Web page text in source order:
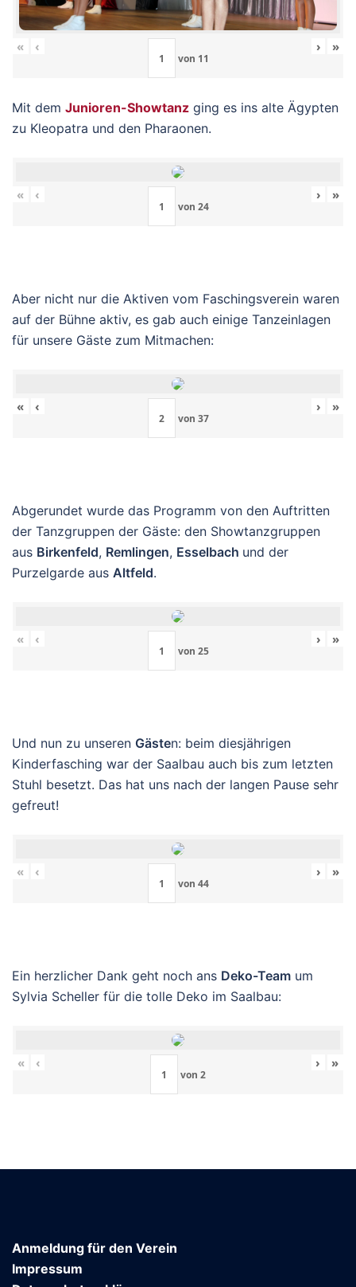
« ‹
von 11
› »
Mit dem Junioren-Showtanz ging es ins alte Ägypten
zu Kleopatra und den Pharaonen.
« ‹
von 24
› »
Aber nicht nur die Aktiven vom Faschingsverein waren
auf der Bühne aktiv, es gab auch einige Tanzeinlagen
für unsere Gäste zum Mitmachen:
« ‹
von 37
› »
Abgerundet wurde das Programm von den Auftritten
der Tanzgruppen der Gäste: den Showtanzgruppen
aus Birkenfeld, Remlingen, Esselbach und der
Purzelgarde aus Altfeld.
« ‹
von 25
› »
Und nun zu unseren Gästen: beim diesjährigen
Kinderfasching war der Saalbau auch bis zum letzten
Stuhl besetzt. Das hat uns nach der langen Pause sehr
gefreut!
« ‹
von 44
› »
Ein herzlicher Dank geht noch ans Deko-Team um
Sylvia Scheller für die tolle Deko im Saalbau:
« ‹
von 2
› »
Anmeldung für den Verein
Impressum